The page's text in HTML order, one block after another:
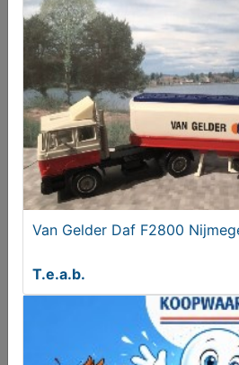
Flyer Upstreet Elektrische
Gezocht
Van Gelder Daf F2800
T.e.a.b.